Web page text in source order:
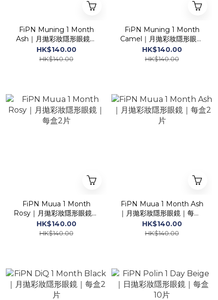
FiPN Muning 1 Month
Ash｜月拋彩妝隱形眼鏡｜
每盒2片
HK$140.00
HK$140.00
FiPN Muning 1 Month
Camel｜月拋彩妝隱形眼鏡
｜每盒2片
HK$140.00
HK$140.00
FiPN Muua 1 Month
Rosy｜月拋彩妝隱形眼鏡｜
每盒2片
HK$140.00
HK$140.00
FiPN Muua 1 Month Ash
｜月拋彩妝隱形眼鏡｜每盒2
片
HK$140.00
HK$140.00